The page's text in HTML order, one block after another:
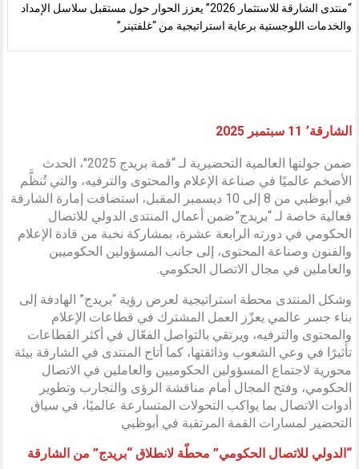
“منتدى الشارقة للاستثمار 2026” يعزز الحوار حول مستقبل سلاسل الإمداد
والخدمات اللوجستية برعاية استراتيجية من “غلفتينر”
الشارقة٬ 11 سبتمبر 2025
ضمن جولتها العالمية التحضيرية لـ “قمة بريدج 2025″، الحدث
الأضخم عالميًا في صناعة الإعلام والمحتوى والترفيه، والتي تُنظَّم
في أبوظبي من 8 إلى 10 ديسمبر المقبل، استضافت إمارة الشارقة
فعالية خاصة لـ “بريدج”ضمن أعمال المنتدى الدولي للاتصال
الحكومي في دورته الرابعة عشرة، بمشاركة نخبة من قادة الإعلام
والفنون وصناعة المحتوى، إلى جانب المسؤولين الحكوميين
والعاملين في مجال الاتصال الحكومي.
وشكل المنتدى محطة استراتيجية لعرض رؤية “بريدج” الهادفة إلى
بناء جسر عالمي يعزّز العمل المشترك في قطاعات الإعلام
والمحتوى والترفيه، ويرتقي بالتواصل الفعّال في أكثر القطاعات
تأثيرًا في وعي الشعوب وذائقتها، كما أتاح المنتدى في الشارقة بيئة
محورية لاجتماع المسؤولين الحكوميين والعاملين في الاتصال
الحكومي، وفتح المجال أمام مناقشة الرؤى والتجارب وتطوير
أدوات الاتصال بما يواكب التحولات المتسارعة عالميًا، في سياق
التحضير لمسارات القمة المرتقبة في أبوظبي
“الدولي للاتصال الحكومي” محطّة لانطلاق “بريدج” من الشارقة